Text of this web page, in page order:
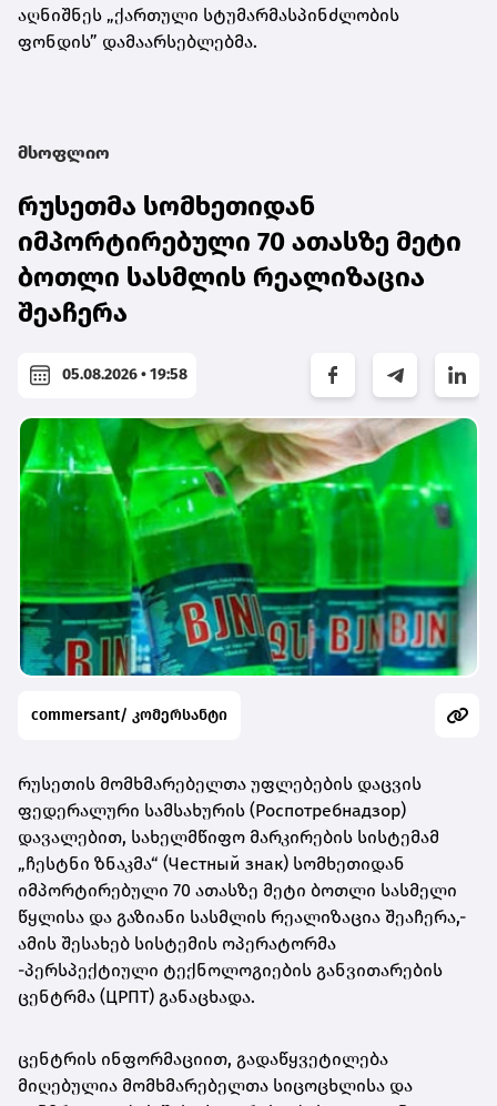
აღნიშნეს „ქართული სტუმარმასპინძლობის
ფონდის” დამაარსებლებმა.
მსოფლიო
რუსეთმა სომხეთიდან
იმპორტირებული 70 ათასზე მეტი
ბოთლი სასმლის რეალიზაცია
შეაჩერა
05.08.2026 • 19:58
commersant/ კომერსანტი
რუსეთის მომხმარებელთა უფლებების დაცვის
ფედერალური სამსახურის (Роспотребнадзор)
დავალებით, სახელმწიფო მარკირების სისტემამ
„ჩესტნი ზნაკმა“ (Честный знак) სომხეთიდან
იმპორტირებული 70 ათასზე მეტი ბოთლი სასმელი
წყლისა და გაზიანი სასმლის რეალიზაცია შეაჩერა,-
ამის შესახებ სისტემის ოპერატორმა
-პერსპექტიული ტექნოლოგიების განვითარების
ცენტრმა (ЦРПТ) განაცხადა.
ცენტრის ინფორმაციით, გადაწყვეტილება
მიღებულია მომხმარებელთა სიცოცხლისა და